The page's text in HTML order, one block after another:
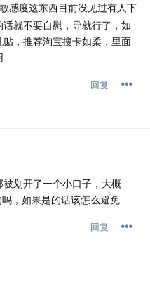
感度这东西目前没见过有人下
就不要自慰，导就行了，如
，推荐淘宝搜卡如柔，里面
回复
划开了一个小口子，大概
，如果是的话该怎么避免
回复